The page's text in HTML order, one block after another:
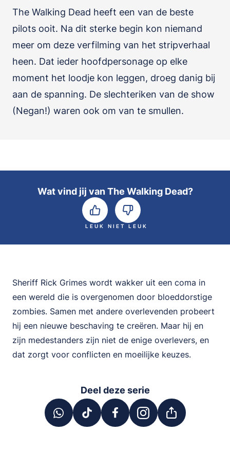
The Walking Dead heeft een van de beste
pilots ooit. Na dit sterke begin kon niemand
meer om deze verfilming van het stripverhaal
heen. Dat ieder hoofdpersonage op elke
moment het loodje kon leggen, droeg danig bij
aan de spanning. De slechteriken van de show
(Negan!) waren ook om van te smullen.
Wat vind jij van The Walking Dead?
LEUK NIET LEUK
Sheriff Rick Grimes wordt wakker uit een coma in
een wereld die is overgenomen door bloeddorstige
zombies. Samen met andere overlevenden probeert
hij een nieuwe beschaving te creëren. Maar hij en
zijn medestanders zijn niet de enige overlevers, en
dat zorgt voor conflicten en moeilijke keuzes.
Deel deze serie